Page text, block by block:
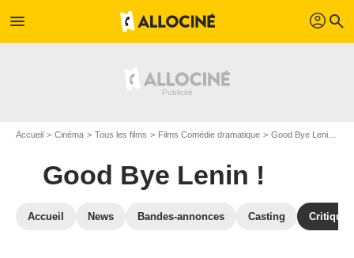
menu profil search
Accueil Cinéma Tous les films Films Comédie dramatique Good Bye Lenin !
Good Bye Lenin !
Accueil News Bandes-annonces Casting